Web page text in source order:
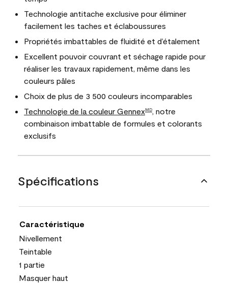
Technologie antitache exclusive pour éliminer
facilement les taches et éclaboussures
Propriétés imbattables de fluidité et d’étalement
Excellent pouvoir couvrant et séchage rapide pour
réaliser les travaux rapidement, même dans les
couleurs pâles
Choix de plus de 3 500 couleurs incomparables
Technologie de la couleur GennexMD
, notre
combinaison imbattable de formules et colorants
exclusifs
Spécifications
Caractéristique
Nivellement
Teintable
1 partie
Masquer haut